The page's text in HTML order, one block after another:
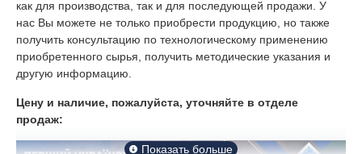
как для производства, так и для последующей продажи. У
нас Вы можете не только приобрести продукцию, но также
получить консультацию по технологическому применению
приобретенного сырья, получить методические указания и
другую информацию.
Цену и наличие, пожалуйста, уточняйте в отделе
продаж: